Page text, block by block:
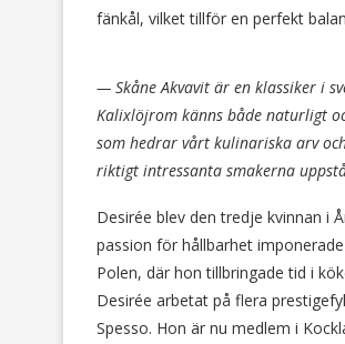
fänkål, vilket tillför en perfekt
— Skåne Akvavit är en klassiker i
Kalixlöjrom känns både naturligt
som hedrar vårt kulinariska arv
riktigt intressanta smakerna
Desirée blev den tredje kvinnan i
passion för hållbarhet
Polen, där hon tillbringade tid i
Desirée arbetat på flera
Spesso. Hon är nu medlem i